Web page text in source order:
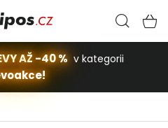
AŽ -40 % v kategorii